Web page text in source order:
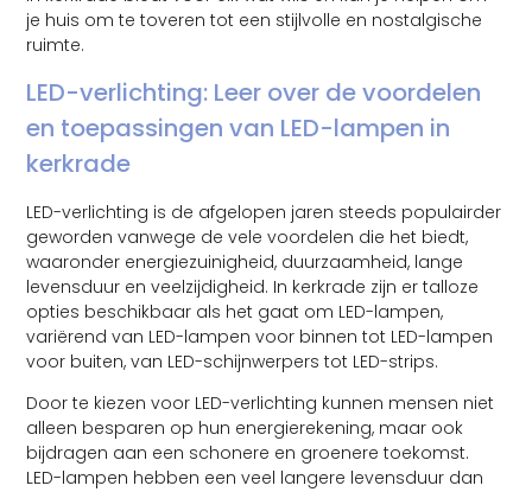
je huis om te toveren tot een stijlvolle en nostalgische
ruimte.
LED-verlichting: Leer over de voordelen
en toepassingen van LED-lampen in
kerkrade
LED-verlichting is de afgelopen jaren steeds populairder
geworden vanwege de vele voordelen die het biedt,
waaronder energiezuinigheid, duurzaamheid, lange
levensduur en veelzijdigheid. In kerkrade zijn er talloze
opties beschikbaar als het gaat om LED-lampen,
variërend van LED-lampen voor binnen tot LED-lampen
voor buiten, van LED-schijnwerpers tot LED-strips.
Door te kiezen voor LED-verlichting kunnen mensen niet
alleen besparen op hun energierekening, maar ook
bijdragen aan een schonere en groenere toekomst.
LED-lampen hebben een veel langere levensduur dan